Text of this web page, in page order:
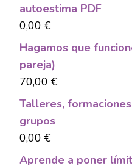
autoestima PDF
0,00 €
Hagamos que
pareja)
70,00 €
Talleres,
grupos
0,00 €
Aprende a poner